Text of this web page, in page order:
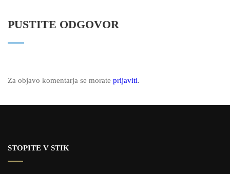
PUSTITE ODGOVOR
Za objavo komentarja se morate prijaviti.
STOPITE V STIK